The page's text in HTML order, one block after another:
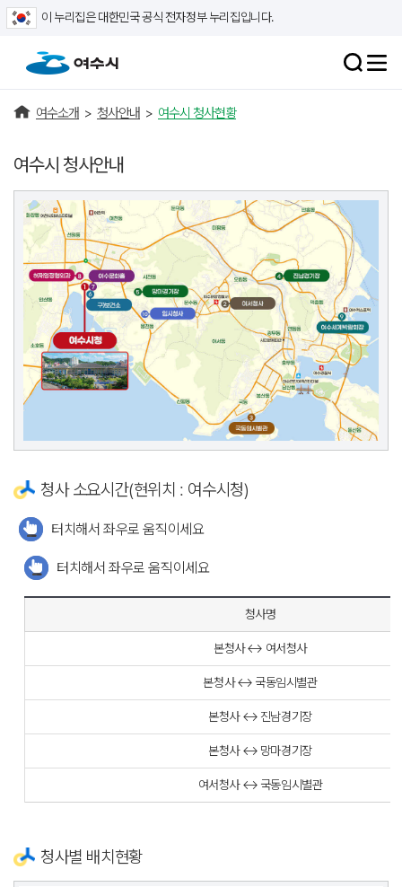
이 누리집은 대한민국 공식 전자정부 누리집입니다.
여수소개 > 청사안내 > 여수시 청사현황
여수시 청사안내
청사 소요시간(현위치 : 여수시청)
터치해서 좌우로 움직이세요
터치해서 좌우로 움직이세요
청사명
본청사 ↔ 여서청사
본청사 ↔ 국동임시별관
본청사 ↔ 진남경기장
본청사 ↔ 망마경기장
여서청사 ↔ 국동임시별관
청사별 배치현황